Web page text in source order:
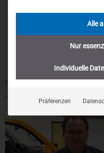
Hier sehen Sie das passende
Alle
Nur
Individuelle
Präferenzen